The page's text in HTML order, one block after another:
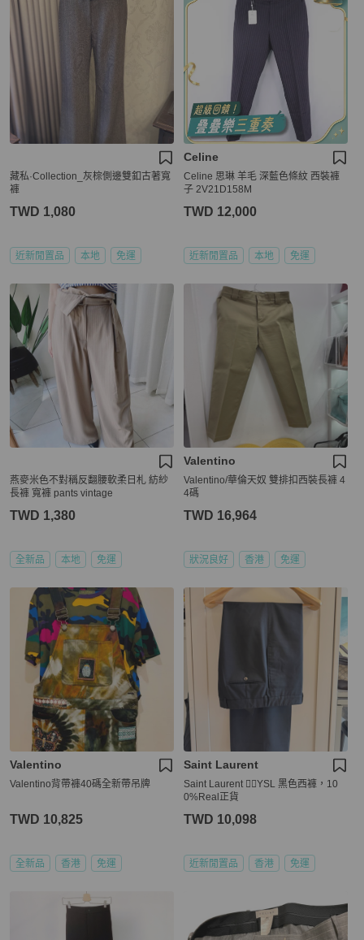
藏私·Collection_灰棕側邊雙釦古著寬
褲
TWD 1,080
近新閒置品 本地 免運
Celine
Celine 思琳 羊毛 深藍色條紋 西裝褲
子 2V21D158M
TWD 12,000
近新閒置品 本地 免運
燕麥米色不對稱反翻腰軟柔日札 紡紗
長褲 寬褲 pants vintage
TWD 1,380
全新品 本地 免運
Valentino
Valentino/華倫天奴 雙排扣西裝長褲 4
4碼
TWD 16,964
狀況良好 香港 免運
Valentino
Valentino背帶褲40碼全新帶吊牌
TWD 10,825
全新品 香港 免運
Saint Laurent
Saint Laurent 👍🏻YSL 黑色西褲，10
0%Real正貨
TWD 10,098
近新閒置品 香港 免運